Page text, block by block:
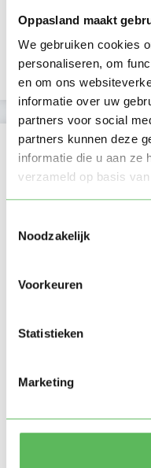
Oppasland maakt
We gebruiken cookies
personaliseren, om
en om ons
informatie over uw
partners voor social
partners kunnen deze
informatie die u aan ze
verzameld op basis
Noodzakelijk
Voorkeuren
Statistieken
Marketing
Google is
Locatie